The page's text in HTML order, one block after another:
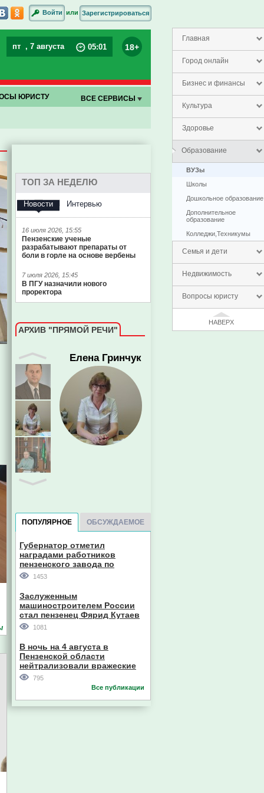
Главная
Город онлайн
Бизнес и финансы
Культура
Здоровье
Образование
ВУЗы
Школы
Дошкольное образование
Дополнительное
образование
Колледжи,Техникумы
Семья и дети
Недвижимость
Вопросы юристу
НАВЕРХ
Войти или Зарегистрироваться
пт , 7 августа 05:01 18+
ЮРИСТУ ВСЕ СЕРВИСЫ
ТОП ЗА НЕДЕЛЮ
Новости Интервью
16 июля 2026, 15:55
Пензенские ученые
разрабатывают препараты от
боли в горле на основе вербены
7 июля 2026, 15:45
В ПГУ назначили нового
проректора
АРХИВ "ПРЯМОЙ РЕЧИ"
Пензенской области
ПОПУЛЯРНОЕ ОБСУЖДАЕМОЕ
Губернатор отметил
наградами работников
пензенского завода по
производству станков
1453
Заслуженным
машиностроителем России
стал пензенец Фярид Кутаев
1081
В ночь на 4 августа в
Пензенской области
нейтрализовали вражеские
дроны
795
Все публикации